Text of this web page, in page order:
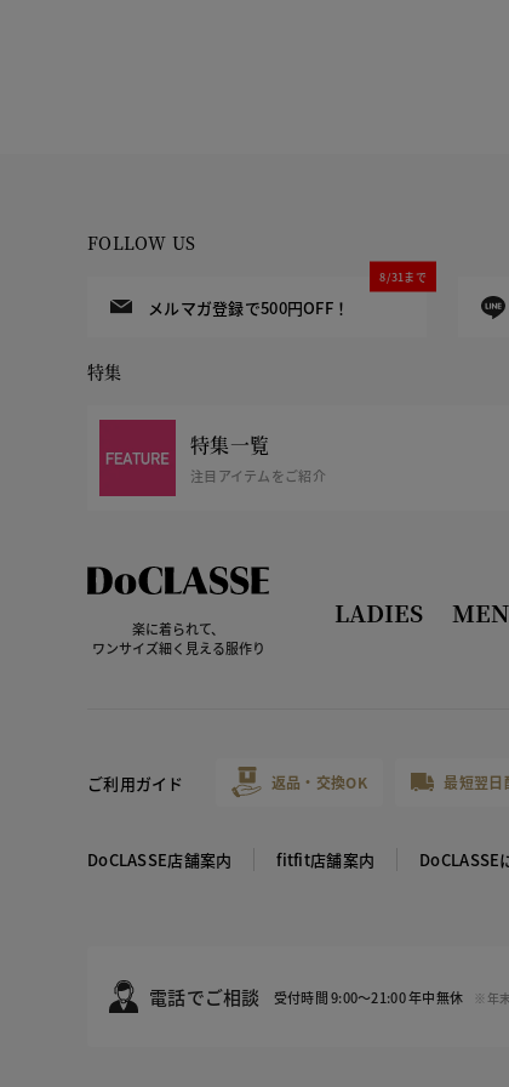
FOLLOW US
メルマガ登録で500円OFF！
8/31まで
特集
特集一覧
注目アイテムをご紹介
楽に着られて、
ワンサイズ細く見える服作り
LADIES
ご利用ガイド 返品・交換OK 最短翌日
DoCLASSE店舗案内 fitfit店舗案内 DoCLASSE
電話でご相談 受付時間 9:00～21:00 年中無休 ※年